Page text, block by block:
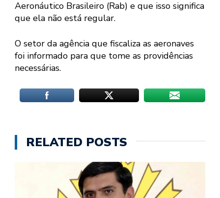
Aeronáutico Brasileiro (Rab) e que isso significa
que ela não está regular.
O setor da agência que fiscaliza as aeronaves
foi informado para que tome as providências
necessárias.
RELATED POSTS